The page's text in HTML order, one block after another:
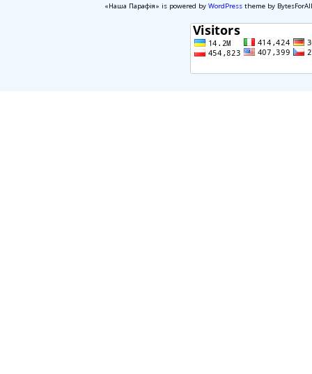
«Наша Парафія» is powered by WordPresstheme by